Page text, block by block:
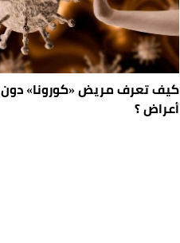
كيف تعرف مريض «كورونا» دون
أعراض ؟